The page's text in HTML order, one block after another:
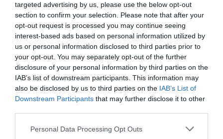
targeted advertising by us, please use the below opt-out
section to confirm your selection. Please note that after your
opt-out request is processed you may continue seeing
interest-based ads based on personal information utilized by
us or personal information disclosed to third parties prior to
your opt-out. You may separately opt-out of the further
disclosure of your personal information by third parties on the
IAB’s list of downstream participants. This information may
also be disclosed by us to third parties on the IAB’s List of
Downstream Participants that may further disclose it to other
Personal Data Processing Opt Outs